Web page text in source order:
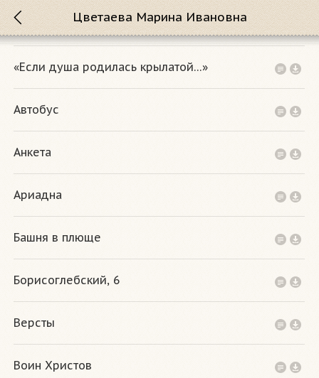
Цветаева Марина Ивановна
«Если душа родилась крылатой…»
Автобус
Анкета
Ариадна
Башня в плюще
Борисоглебский, 6
Версты
Воин Христов